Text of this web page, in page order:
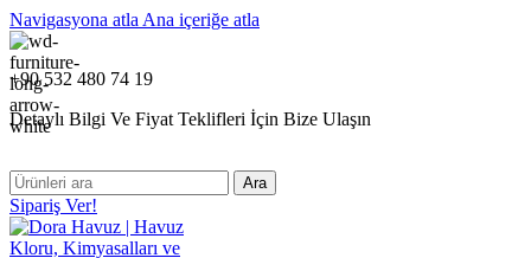
Navigasyona atla Ana içeriğe atla
+90 532 480 74 19
Detaylı Bilgi Ve Fiyat Teklifleri İçin Bize Ulaşın
Ara
Sipariş Ver!